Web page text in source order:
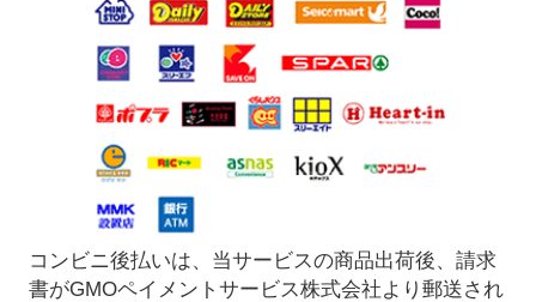
コンビニ後払いは、当サービスの商品出荷後、請求
書がGMOペイメントサービス株式会社より郵送され